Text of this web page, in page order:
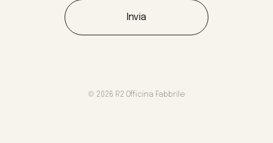
Invia
© 2026 R2 Officina Fabbrile